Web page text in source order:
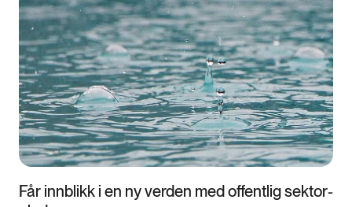
Får innblikk i en ny verden med offentlig sektor-